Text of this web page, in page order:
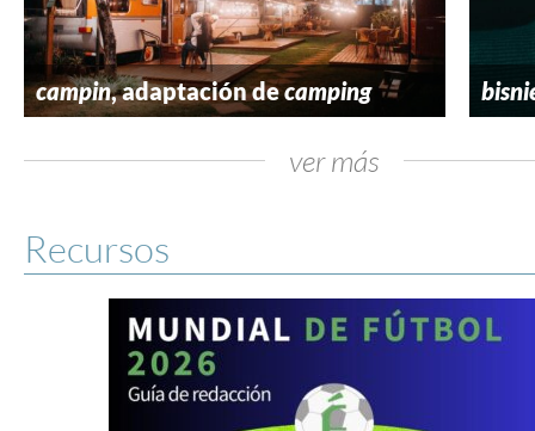
campin, adaptación decamping
ver más
Recursos